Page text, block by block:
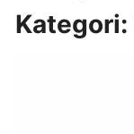
Kategori: